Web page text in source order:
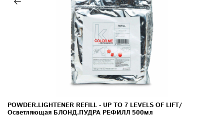
POWDER.LIGHTENER REFILL - UP TO 7 LEVELS OF LIFT/
Осветляющая БЛОНД.ПУДРА РЕФИЛЛ 500мл